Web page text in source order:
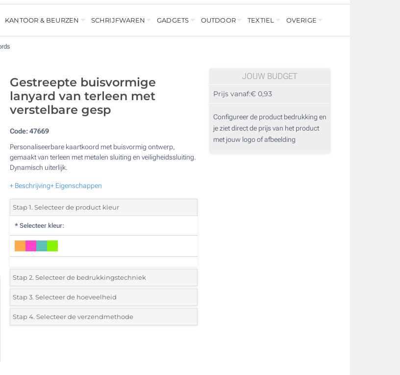
KANTOOR & BEURZEN SCHRIJFWAREN GADGETS OUTDOOR TEXTIEL OVERIGE
Gestreepte buisvormige
lanyard van terleen met
verstelbare gesp
Code:47669
Personaliseerbare kaartkoord met buisvormig ontwerp,
gemaakt van terleen met metalen sluiting en veiligheidssluiting.
Dynamisch uiterlijk.
+ Beschrijving+ Eigenschappen
Stap 1. Selecteer de product kleur
* Selecteer kleur:
Stap 2. Selecteer de bedrukkingstechniek
*Selecteer de bedrukking en kleuren van het logo:
1 Kleur (Aan een kant)
Stap 3. Selecteer de hoeveelheid
*Selecteer uit de lijst of voeg het gewenste aantal in
Stap 4. Selecteer de verzendmethode
JOUW BUDGET
Prijs vanaf:€ 0,93
Configureer de product bedrukking en
je ziet direct de prijs van het product
met jouw logo of afbeelding